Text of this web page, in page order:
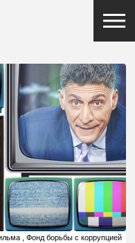
, Фонд борьбы с коррупцией